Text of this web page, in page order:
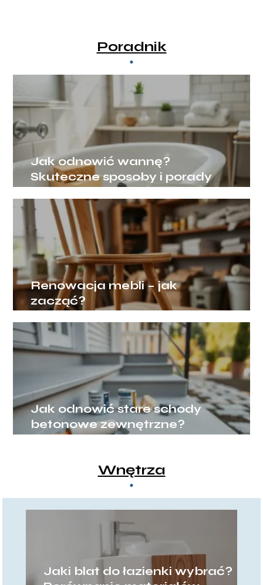
Poradnik
Jak odnowić wannę?
Skuteczne sposoby i porady
Renowacja mebli – jak
zacząć?
Jak odnowić stare schody
betonowe zewnętrzne?
Wnętrza
Jaki blat do łazienki wybrać?